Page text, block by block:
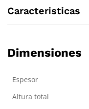
Caracteristicas
Dimensiones
Espesor
Altura total